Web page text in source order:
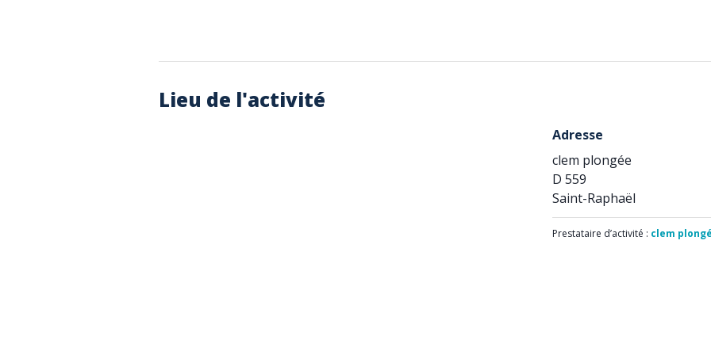
Lieu de l'activité
Adresse
clem plongée
D 559
Saint-Raphaël
Prestataire d’activité : clem